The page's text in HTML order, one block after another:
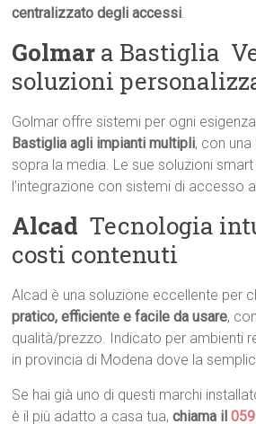
centralizzato degli accessi.
Golmar a Bastiglia 
soluzioni
Golmar offre sistemi per ogni
Bastiglia agli impianti multipli, con
sopra la media. Le sue soluzioni
l’integrazione con sistemi di accesso
Alcad  Tecnologia
costi contenuti
Alcad è una soluzione eccellente per
pratico, efficiente e facile da usare,
qualità/prezzo. Indicato per ambienti
in provincia di Modena dove la
Se hai già uno di questi marchi
è il più adatto a casa tua,chiama il